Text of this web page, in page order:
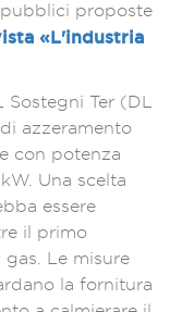
proposte
«L'industria
Ter (DL
azzeramento
con potenza
Una scelta
essere
il primo
Le misure
la fornitura